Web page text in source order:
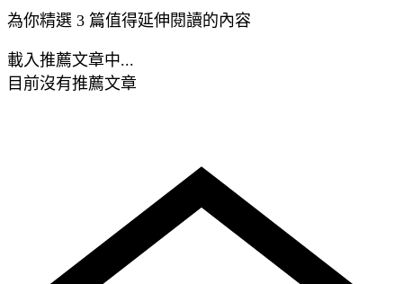
為你精選 3 篇值得延伸閱讀的內容
載入推薦文章中...
目前沒有推薦文章